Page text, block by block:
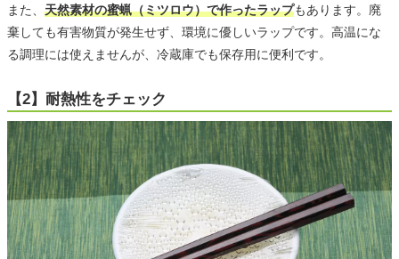
また、 天然素材の蜜蝋（ミツロウ）で作ったラップもあります。廃
棄しても有害物質が発生せず、環境に優しいラップです。高温にな
る調理には使えませんが、冷蔵庫でも保存用に便利です。
【2】耐熱性をチェック